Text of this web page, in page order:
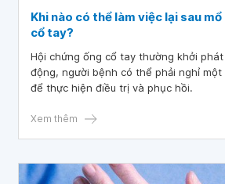
Khi nào có thể làm việc lại sau
cổ tay?
Hội chứng ống cổ tay thường khởi
động, người bệnh có thể phải nghỉ
để thực hiện điều trị và phục hồi.
Xem thêm